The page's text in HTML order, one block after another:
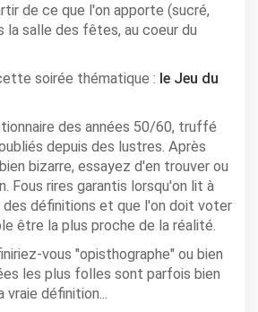
de ce que l'on apporte (sucré,
la salle des fêtes, au coeur du
soirée thématique : le Jeu du
des années 50/60, truffé
depuis des lustres. Après
bizarre, essayez d'en trouver ou
Fous rires garantis lorsqu'on lit à
des définitions et que l'on doit voter
être la plus proche de la réalité.
vous "opisthographe" ou bien
les plus folles sont parfois bien
définition...